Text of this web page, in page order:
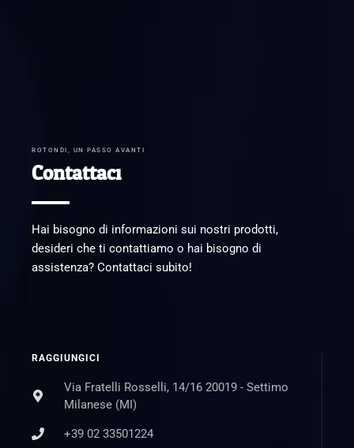
ROTONDI, UN PASSO AVANTI
Contattaci
Hai bisogno di informazioni sui nostri prodotti,
desideri che ti contattiamo o hai bisogno di
assistenza? Contattaci subito!
RAGGIUNGICI
Via Fratelli Rosselli, 14/16 20019 - Settimo
Milanese (MI)
+39 02 33501224